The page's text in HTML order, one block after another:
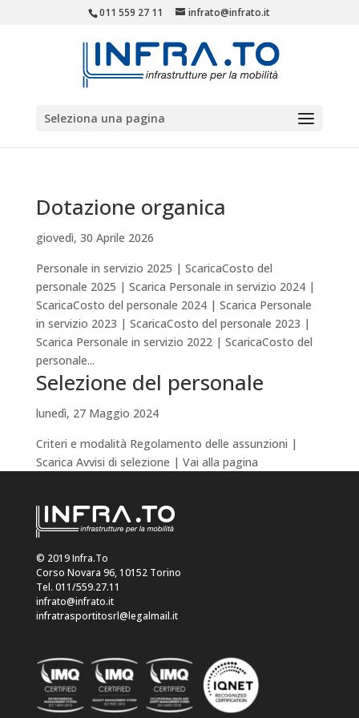
011 559 27 11 infrato@infrato.it
Seleziona una pagina
Dotazione organica
giovedì, 30 Aprile 2026
Personale in servizio 2025 | ScaricaCosto del
personale 2025 | Scarica Personale in servizio 2024 |
ScaricaCosto del personale 2024 | Scarica Personale
in servizio 2023 | ScaricaCosto del personale 2023 |
Scarica Personale in servizio 2022 | ScaricaCosto del
personale...
Selezione del personale
lunedì, 27 Maggio 2024
Criteri e modalità Regolamento delle assunzioni |
Scarica Avvisi di selezione | Vai alla pagina
© 2019 Infra.To
Corso Novara 96, 10152 Torino
Tel. 011/559.27.11
infrato@infrato.it
infratrasportitosrl@legalmail.it